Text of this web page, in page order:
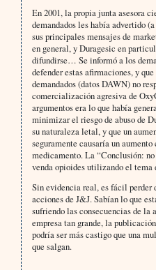
En 2001, la propia junta asesora
demandados les había advertido
sus principales mensajes de
en general, y Duragesic en
difundirse… Se informó a los
defender estas afirmaciones, y
demandados (datos DAWN) no
comercialización agresiva de
argumentos era lo que había
minimizar el riesgo de abuso de
su naturaleza letal, y que un
seguramente causaría un
medicamento. La “Conclusión:
venda opioides utilizando el tema
Sin evidencia real, es fácil perder
acciones de J&J. Sabían lo que
sufriendo las consecuencias de la
empresa tan grande, la
podría ser más castigo que una
que salgan.